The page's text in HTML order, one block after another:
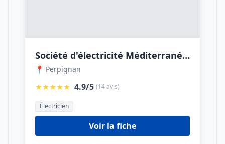
Société d'électricité Méditerranéenne
📍 Perpignan
★★★★★ 4.9/5 (14 avis)
Électricien
Voir la fiche